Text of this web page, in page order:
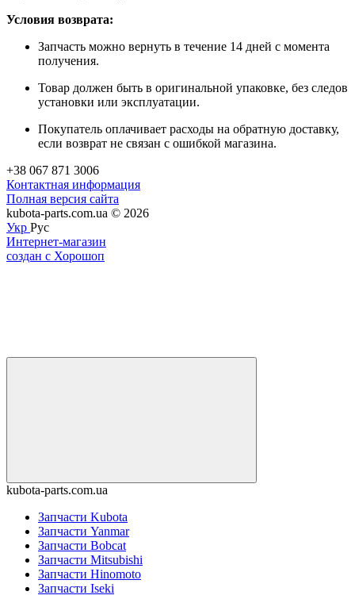
Условия возврата:
Запчасть можно вернуть в течение 14 дней с момента
получения.
Товар должен быть в оригинальной упаковке, без следов
установки или эксплуатации.
Покупатель оплачивает расходы на обратную доставку,
если возврат не связан с ошибкой магазина.
+38 067 871 3006
Контактная информация
Полная версия сайта
kubota-parts.com.ua © 2026
Укр Рус
Интернет-магазин
создан с Хорошоп
kubota-parts.com.ua
Запчасти Kubota
Запчасти Yanmar
Запчасти Bobcat
Запчасти Mitsubishi
Запчасти Hinomoto
Запчасти Iseki